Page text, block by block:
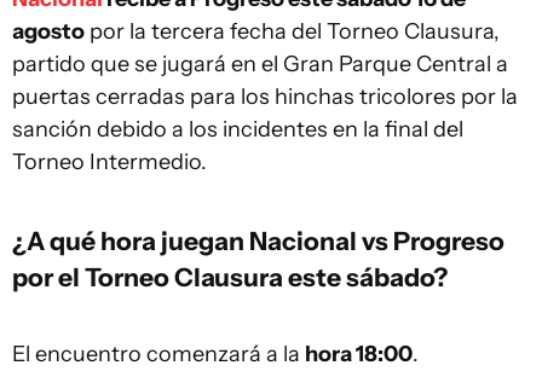
agosto por la tercera fecha del Torneo Clausura,
partido que se jugará en el Gran Parque Central a
puertas cerradas para los hinchas tricolores por la
sanción debido a los incidentes en la final del
Torneo Intermedio.
¿A qué hora juegan Nacional vs Progreso
por el Torneo Clausura este sábado?
El encuentro comenzará a la hora 18:00.